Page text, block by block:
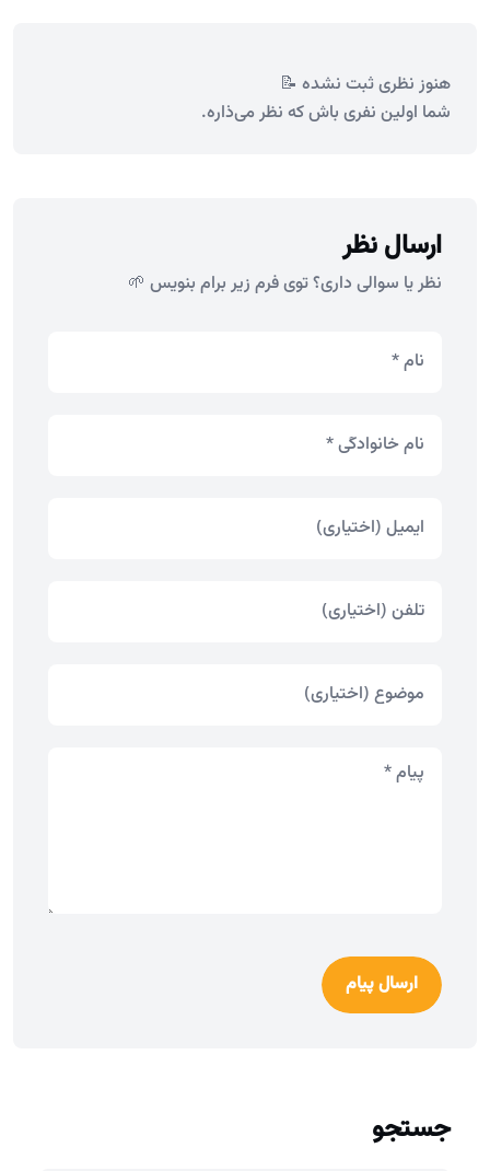
هنوز نظری ثبت نشده 📝
شما اولین نفری باش که نظر می‌ذاره.
ارسال نظر
نظر یا سوالی داری؟ توی فرم زیر برام بنویس 🌱
ارسال پیام
جستجو